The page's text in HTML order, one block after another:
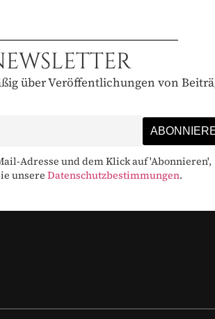
über Veröffentlichungen von
Adresse und dem Klick auf 'Abonnieren',
unsereDatenschutzbestimmungen.